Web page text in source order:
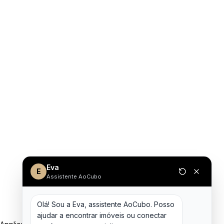
E Eva
Assistente AoCubo
Olá! Sou a Eva, assistente AoCubo. Posso
ajudar a encontrar imóveis ou conectar